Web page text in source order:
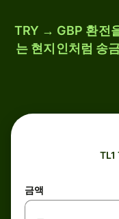
TRY → GBP 환전
는 현지인처럼 송
TL1
금액